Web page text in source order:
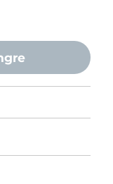
med den